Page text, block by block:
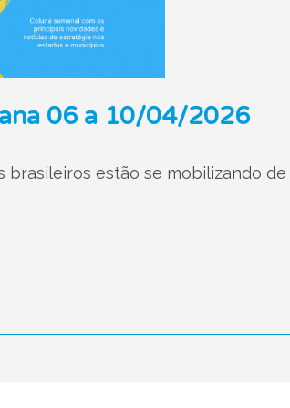
06 a 10/04/2026
estão se mobilizando